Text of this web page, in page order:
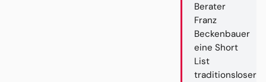
Berater
Franz
Beckenbauer
eine Short
List
traditionsloser